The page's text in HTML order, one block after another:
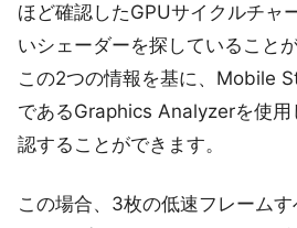
ほど確認したGPUサイクルチャ
いシェーダーを探していること
この2つの情報を基に、Mobile
であるGraphics Analyzerを使用
認することができます。
この場合、3枚の低速フレーム